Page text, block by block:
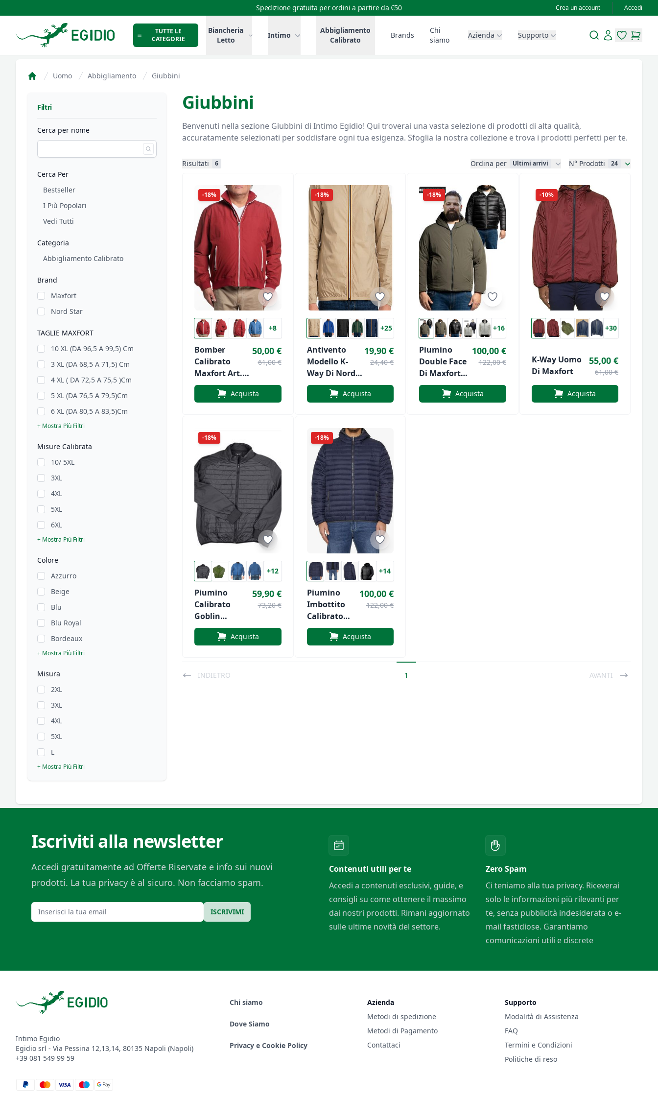
Spedizione gratuita per ordini a partire da €50 Crea un account Accedi
Intimo Egidio
TUTTE LE
CATEGORIE
Biancheria
Letto
Intimo
Abbigliamento
Calibrato
Brands
Chi
siamo
Azienda Supporto SearchAccount
items in
items
Uomo Abbigliamento Giubbini
Filtri
Cerca per nome
Cerca Per
Bestseller
I Più Popolari
Vedi Tutti
Categoria
Abbigliamento Calibrato
Brand
Maxfort
Nord Star
TAGLIE MAXFORT
10 XL (DA 96,5 A 99,5) Cm
3 XL (DA 68,5 A 71,5) Cm
4 XL ( DA 72,5 A 75,5 )cm
5 XL (DA 76,5 A 79,5)cm
6 XL (DA 80,5 A 83,5)cm
+ Mostra Più Filtri
Misure Calibrata
10/ 5XL
3XL
4XL
5XL
6XL
+ Mostra Più Filtri
Colore
Azzurro
Beige
Blu
Blu Royal
Bordeaux
+ Mostra Più Filtri
Misura
2XL
3XL
4XL
5XL
L
+ Mostra Più Filtri
Giubbini
Benvenuti nella sezione Giubbini di Intimo Egidio! Qui troverai una vasta selezione di prodotti di alta qualità,
accuratamente selezionati per soddisfare ogni tua esigenza. Sfoglia la nostra collezione e trova i prodotti perfetti per te.
Risultati 6 Ordina per Ultimi arrivi N° Prodotti 24
-18%
+8
Bomber
Calibrato
Maxfort Art.
Medusa
50,00 €
61,00 €
Acquista
-18%
+25
Antivento
Modello K-
Way Di Nord
Star
19,90 €
24,40 €
Acquista
-18%
+16
Piumino
Double Face
Di Maxfort
Art.
Michigan
100,00 €
122,00 €
Acquista
-10%
+30
K-Way Uomo
Di Maxfort
55,00 €
61,00 €
Acquista
-18%
+12
Piumino
Calibrato
Goblin
Maniche In
Softshell Di
59,90 €
73,20 €
Acquista
-18%
+14
Piumino
Imbottito
Calibrato
Con Cerniera
Di MaxFort
100,00 €
122,00 €
Acquista
INDIETRO 1 AVANTI
Iscriviti alla newsletter
Accedi gratuitamente ad Offerte Riservate e info sui nuovi
prodotti. La tua privacy è al sicuro. Non facciamo spam.
Email ISCRIVIMI
Contenuti utili per te
Accedi a contenuti esclusivi, guide, e
consigli su come ottenere il massimo
dai nostri prodotti. Rimani aggiornato
sulle ultime novità del settore.
Zero Spam
Ci teniamo alla tua privacy. Riceverai
solo le informazioni più rilevanti per
te, senza pubblicità indesiderata o e-
mail fastidiose. Garantiamo
comunicazioni utili e discrete
Intimo Egidio
Egidio srl - Via Pessina 12,13,14, 80135 Napoli (Napoli)
+39 081 549 99 59
paypal
mastercard
visa
maestro
google_pay
Chi siamo
Dove Siamo
Privacy e Cookie Policy
Azienda
Metodi di spedizione
Metodi di Pagamento
Contattaci
Supporto
Modalità di Assistenza
FAQ
Termini e Condizioni
Politiche di reso